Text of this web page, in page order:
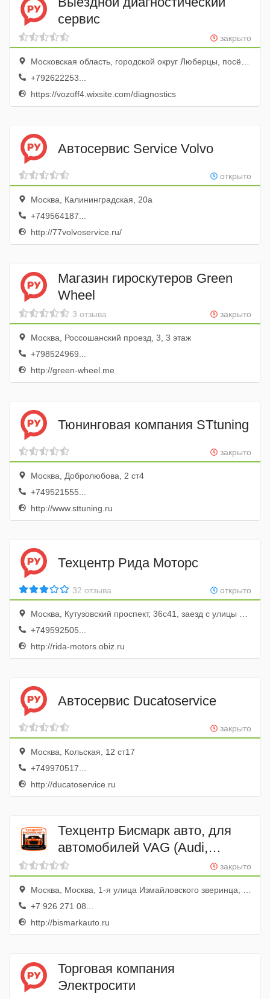
сервис
закрыто
Московская область, городской округ Люберцы, посёлок городского типа Октябрьский
+792622253...
https://vozoff4.wixsite.com/diagnostics
Автосервис Service Volvo
открыто
Москва, Калининградская, 20а
+749564187...
http://77volvoservice.ru/
Магазин гироскутеров Green
Wheel
закрыто
3 отзыва
Москва, Россошанский проезд, 3, 3 этаж
+798524969...
http://green-wheel.me
Тюнинговая компания STtuning
закрыто
Москва, Добролюбова, 2 ст4
+749521555...
http://www.sttuning.ru
Техцентр Рида Моторс
открыто
32 отзыва
Москва, Кутузовский проспект, 36с41, заезд с улицы Кульнева, 3Б
+749592505...
http://rida-motors.obiz.ru
Автосервис Ducatoservice
закрыто
Москва, Кольская, 12 ст17
+749970517...
http://ducatoservice.ru
Техцентр Бисмарк авто, для
автомобилей VAG (Audi,
Volkswagen, Skoda)
закрыто
Москва, Москва, 1-я улица Измайловского зверинца, 8 (АТЦ Измайлово)
+7 926 271 08...
http://bismarkauto.ru
Торговая компания
Электросити